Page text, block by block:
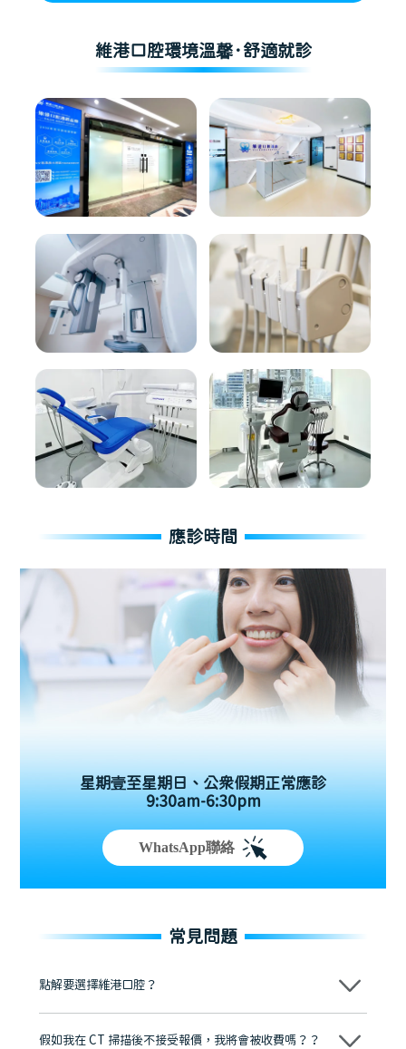
維港口腔環境溫馨·舒適就診
應診時間
星期壹至星期日、公眾假期正常應診
9:30am-6:30pm
WhatsApp聯絡
常見問題
點解要選擇維港口腔？
維港口腔踐行「醫道濟世」的大學校訓，各分院匯聚來自香港、內地的
牌」、「2025香港企業領袖品牌」，是諾貝爾種植系統全球放心植牙中
假如我在 CT 掃描後不接受報價，我將會被收費嗎？？